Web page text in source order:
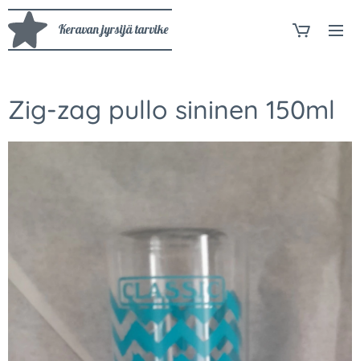
Keravan jyrsijä tarvike
Zig-zag pullo sininen 150ml